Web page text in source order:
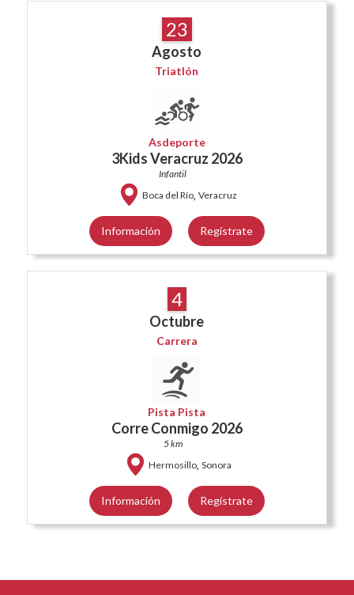
23
Agosto
Triatlón
Asdeporte
3Kids Veracruz 2026
Infantil
Boca del Río, Veracruz
Información Regístrate
4
Octubre
Carrera
Pista Pista
Corre Conmigo 2026
5 km
Hermosillo, Sonora
Información Regístrate